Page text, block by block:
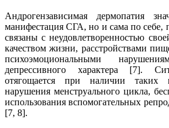
Андрогензависимая дермопатия
манифестация СГА, но и сама по себе,
связаны с неудовлетворенностью
качеством жизни, расстройствами
психоэмоциональными
депрессивного характера [7].
отягощается при наличии таких
нарушения менструального цикла,
использования вспомогательных
[7, 8].